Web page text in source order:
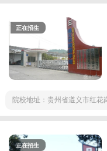
正在招生
院校地址：贵州省遵义市红花
正在招生